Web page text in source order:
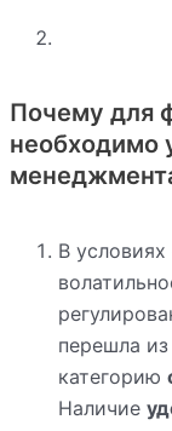
Почему для
необходимо
В условиях
перешла
категорию
Наличие